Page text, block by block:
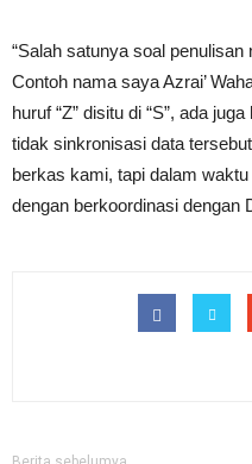
“Salah satunya soal
Contoh nama saya Azrai’
huruf “Z” disitu di “S”, ada
tidak sinkronisasi data
berkas kami, tapi dalam
dengan berkoordinasi dengan